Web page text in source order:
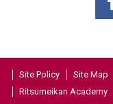
Site Policy Site Map
Ritsumeikan Academy